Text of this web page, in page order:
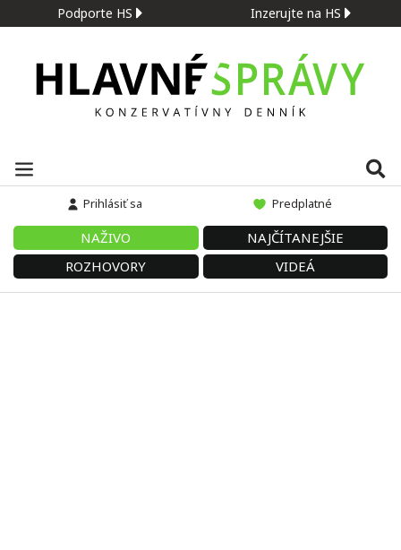
Podporte HS Inzerujte na HS
Prihlásiť sa Predplatné
NAŽIVO
NAJČÍTANEJŠIE
ROZHOVORY
VIDEÁ